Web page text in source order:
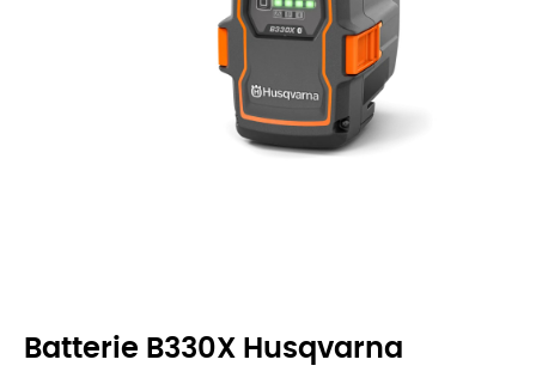
Batterie B330X Husqvarna